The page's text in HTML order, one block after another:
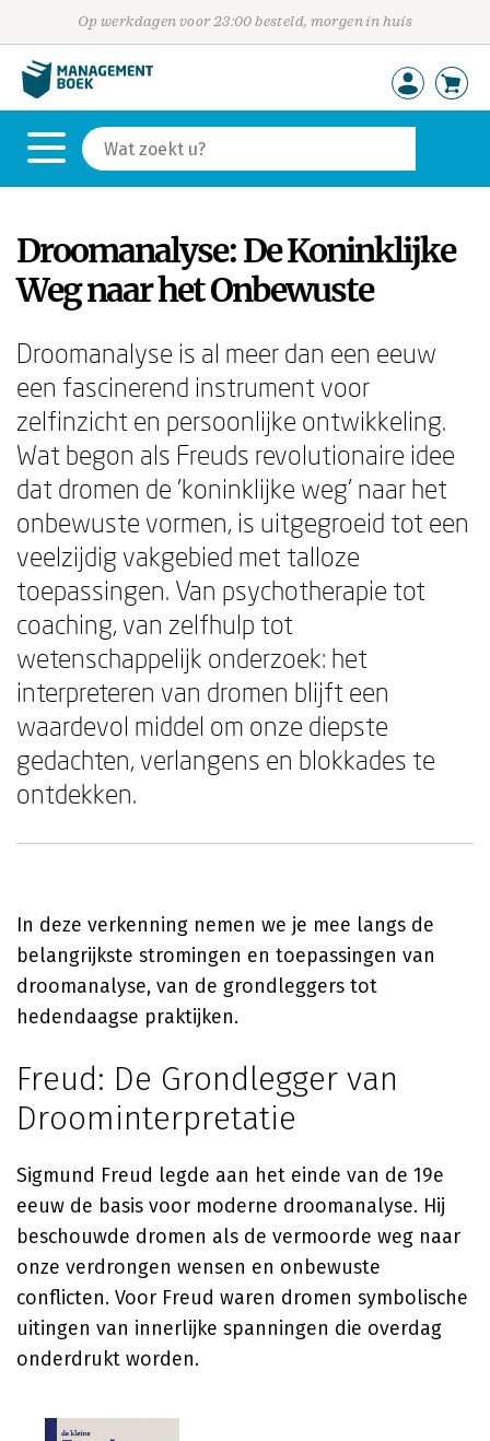
Op werkdagen voor 23:00 besteld, morgen in huis
Droomanalyse: De Koninklijke
Weg naar het Onbewuste
Droomanalyse is al meer dan een eeuw
een fascinerend instrument voor
zelfinzicht en persoonlijke ontwikkeling.
Wat begon als Freuds revolutionaire idee
dat dromen de 'koninklijke weg' naar het
onbewuste vormen, is uitgegroeid tot een
veelzijdig vakgebied met talloze
toepassingen. Van psychotherapie tot
coaching, van zelfhulp tot
wetenschappelijk onderzoek: het
interpreteren van dromen blijft een
waardevol middel om onze diepste
gedachten, verlangens en blokkades te
ontdekken.
In deze verkenning nemen we je mee langs de
belangrijkste stromingen en toepassingen van
droomanalyse, van de grondleggers tot
hedendaagse praktijken.
Freud: De Grondlegger van
Droominterpretatie
Sigmund Freud legde aan het einde van de 19e
eeuw de basis voor moderne droomanalyse. Hij
beschouwde dromen als de vermoorde weg naar
onze verdrongen wensen en onbewuste
conflicten. Voor Freud waren dromen symbolische
uitingen van innerlijke spanningen die overdag
onderdrukt worden.